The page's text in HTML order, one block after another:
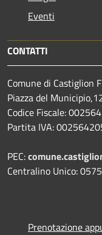
Eventi
CONTATTI
Comune di Castiglion
Piazza del
Codice Fiscale:
Partita IVA:
PEC:
Centralino Unico:
Prenotazione